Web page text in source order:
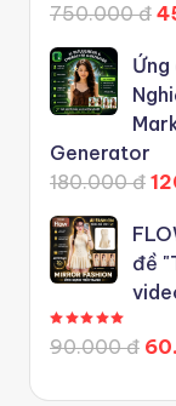
750.000 đ
Ứng
Generator
180.000 đ
đề
90.000 đ